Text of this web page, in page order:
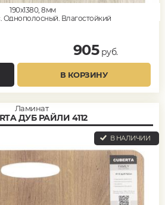
190x1380, 8мм
Однополосный, Влагостойкий
905руб.
В КОРЗИНУ
Ламинат
ДУБ РАЙЛИ 4112
В НАЛИЧИИ